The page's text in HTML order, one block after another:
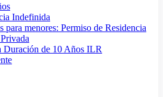
Indefinida
para menores: Permiso de Residencia
Duración de 10 Años ILR